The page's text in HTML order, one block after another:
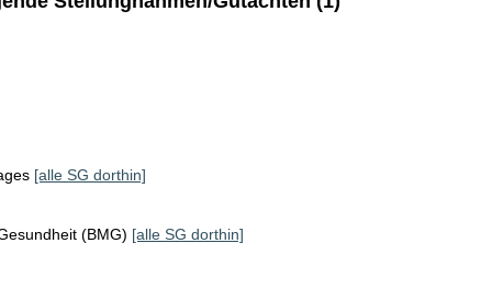
[alle SG dorthin]
(BMG) [alle SG dorthin]